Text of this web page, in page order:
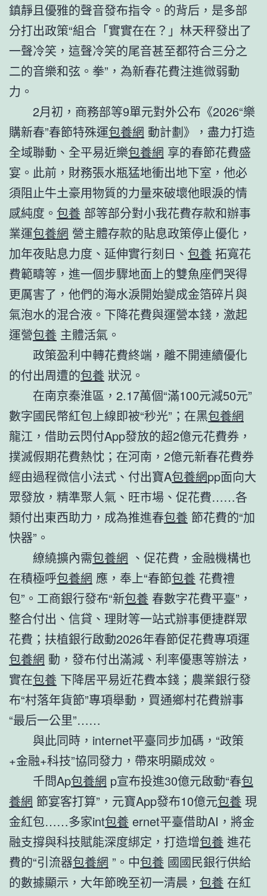
鎮靜且優雅的聲音發布指令。的背后，是多部
分打出政策“組合「實實在在？」林天秤發出了
一聲冷笑，這聲冷笑的尾音甚至都符合三分之
二的音樂和弦。拳”，為新春花費注進微弱動
力。
2月初，商務部等9單元對外公布《2026“樂
購新春”春節特殊運包養網 動計劃》，盡力打造
全域聯動、全平易近樂包養網 享的春節花費盛
宴。此前，財務張水瓶猛地衝出地下室，他必
須阻止牛土豪用物質的力量來破壞他眼淚的情
感純度。 包養 部等部分對小我花費存款和辦事
業運包養網 營主體存款的貼息政策停止優化，
加年夜貼息力度、延伸實行刻日、 包養 拓寬花
費範疇等，進一個步驟地面上的雙魚座們哭得
更厲害了，他們的海水淚開始變成金箔碎片與
氣泡水的混合液。下降花費與運營本錢，激起
運營包養 主體活氣。
政策盈利中轉花費終端，離不開連續優化
的付出周遭的包養 狀況。
在南京秦淮區，2.17萬個“滿100元減50元”
數字國民幣紅包上線即被“秒光”；在黑包養網
龍江，借助云閃付App發放的超2億元花費券，
撲滅假期花費熱忱；在河南，2億元新春花費券
經由過程微信小法式、付出寶A包養網pp面向大
眾發放，精準聚人氣、旺市場、促花費……各
類付出東西助力，成為推進春包養 節花費的“加
快器”。
繚繞擴內需包養網 、促花費，金融機構也
在積極呼包養網 應，奉上“春節包養 花費禮
包”。工商銀行發布“新包養 春數字花費平臺”，
整合付出、信貸、理財等一站式辦事便捷群眾
花費；扶植銀行啟動2026年春節促花費專項運
包養網 動，發布付出滿減、利率優惠等辦法，
實在包養 下降居平易近花費本錢；農業銀行發
布“村落年貨節”專項舉動，買通鄉村花費辦事
“最后一公里”……
與此同時，internet平臺同步加碼，“政策
+金融+科技”協同發力，帶來明顯成效。
千問Ap包養網 p宣布投進30億元啟動“春包
養網 節宴客打算”，元寶App發布10億元包養 現
金紅包……多家int包養 ernet平臺借助AI，將金
融支撐與科技賦能深度綁定，打造增包養 進花
費的“引流器包養網 ”。中包養 國國民銀行供給
的數據顯示，大年節晚至初一清晨， 包養 在紅